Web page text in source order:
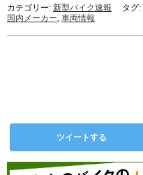
カテゴリー: 新型バイク速報 タグ:
国内メーカー, 車両情報
ツイートする